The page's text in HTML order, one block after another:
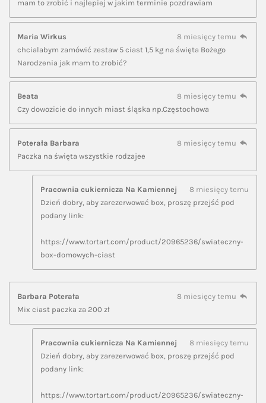
mam to zrobić i najlepiej w jakim terminie pozdrawiam
Maria Wirkus
8 miesięcy temu
chcialabym zamówić zestaw 5 ciast 1,5 kg na święta Bożego
Narodzenia jak mam to zrobić?
Beata
8 miesięcy temu
Czy dowozicie do innych miast śląska np.Częstochowa
Poterała Barbara
8 miesięcy temu
Paczka na święta wszystkie rodzajee
Pracownia cukiernicza Na Kamiennej
8 miesięcy temu
Dzień dobry, aby zarezerwować box, proszę przejść pod
podany link:
https://www.tortart.com/product/20965236/swiateczny-
box-domowych-ciast
Barbara Poterała
8 miesięcy temu
Mix ciast paczka za 200 zł
Pracownia cukiernicza Na Kamiennej
8 miesięcy temu
Dzień dobry, aby zarezerwować box, proszę przejść pod
podany link:
https://www.tortart.com/product/20965236/swiateczny-